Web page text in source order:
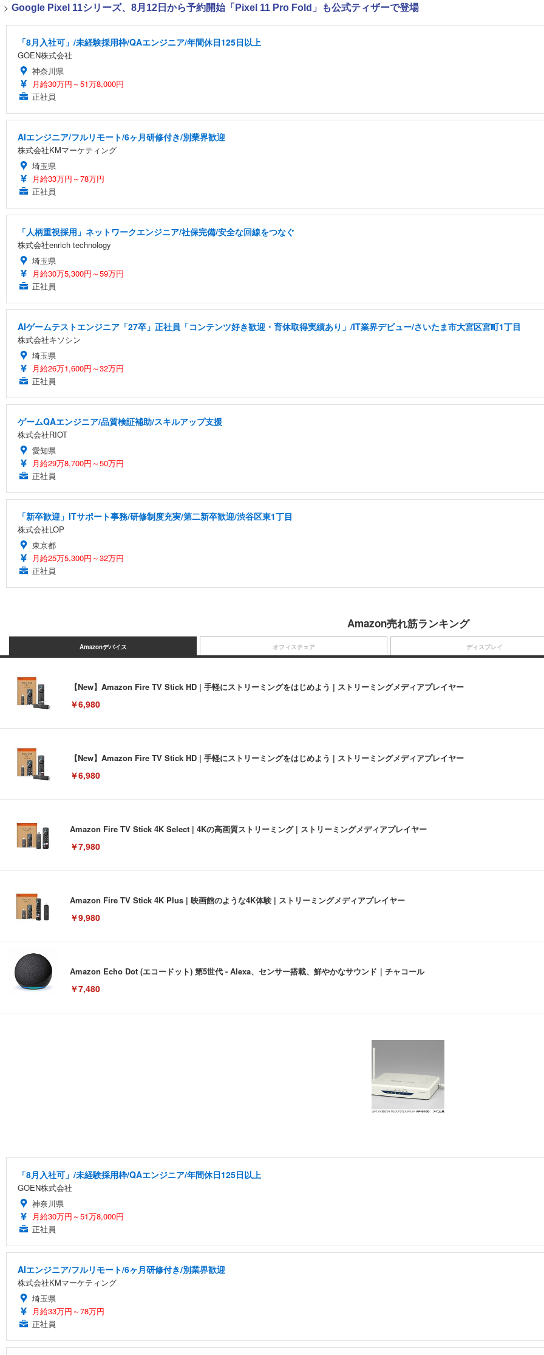
> Google Pixel 11シリーズ、8月12日から予約開始「Pixel 11 Pro Fold」も公式ティザーで登場
「8月入社可」/未経験採用枠/QAエンジニア/年間休日125日以上
GOEN株式会社
神奈川県
月給30万円～51万8,000円
正社員
AIエンジニア/フルリモート/6ヶ月研修付き/別業界歓迎
株式会社KMマーケティング
埼玉県
月給33万円～78万円
正社員
「人柄重視採用」ネットワークエンジニア/社保完備/安全な回線をつなぐ
株式会社enrich technology
埼玉県
月給30万5,300円～59万円
正社員
AIゲームテストエンジニア「27卒」正社員「コンテンツ好き歓迎・育休取得実績あり」/IT業界デビュー/さいたま市大宮区宮町1丁目
株式会社キソシン
埼玉県
月給26万1,600円～32万円
正社員
ゲームQAエンジニア/品質検証補助/スキルアップ支援
株式会社RIOT
愛知県
月給29万8,700円～50万円
正社員
「新卒歓迎」ITサポート事務/研修制度充実/第二新卒歓迎/渋谷区東1丁目
株式会社LOP
東京都
月給25万5,300円～32万円
正社員
Amazon売れ筋ランキング
Amazonデバイス
【New】Amazon Fire TV Stick HD | 手軽にストリーミングをはじめよう | ストリーミングメディアプレイヤー
￥6,980
【New】Amazon Fire TV Stick HD | 手軽にストリーミングをはじめよう | ストリーミングメディアプレイヤー
￥6,980
Amazon Fire TV Stick 4K Select | 4Kの高画質ストリーミング | ストリーミングメディアプレイヤー
￥7,980
Amazon Fire TV Stick 4K Plus | 映画館のような4K体験 | ストリーミングメディアプレイヤー
￥9,980
Amazon Echo Dot (エコードット) 第5世代 - Alexa、センサー搭載、鮮やかなサウンド｜チャコール
￥7,480
オフィスチェア
[EdoErgo] オフィスチェア 椅子 テレワーク 疲れない 跳ね上げ式アームレスト コンパクト 約105度ロッキング pc 事務椅子 360度回
Sezlife オフィスチェア デスクチェア 疲れない テレワーク チェア 強化バックレスト 30度ロッキング機能 人間工学 椅子 腰サポート
￥7,680
Sezlife オフィスチェア デスクチェア 疲れない テレワーク チェア 強化バックレスト 30度ロッキング機能 人間工学 椅子 腰サポート
ション PCチェア 通気性メッシュ ゲーミング/勉強/事務用 おしゃれ パソコンチェア (ホワイト)
勤務 ブラック
ディスプレイ
￥49,979
【整備済み品】Dell E2724HS 27インチ 液晶モニター フルHD（1920×1080）VA 非光沢 HDMI/DisplayPort/VGA スピーカー内蔵 高
￥15,800
【MiniLED/24.5inch/280Hz/FHD】GRAPHT THE SHOOTER Gaming Monitor 24” Essential ゲーミングモニター QD 24.5インチ
￥1,800
Smart Basic(スマートベーシック) 【Amazon.co.jp限定】 Smart Basic アイリスオーヤマ ペットシーツ 超厚型 お徳用 ワイド 100枚
￥3,670
アイリスオーヤマ ペットシーツ 超厚型 お徳用 レギュラー 200枚入【Amazon.co.jp限定】
「8月入社可」/未経験採用枠/QAエンジニア/年間休日125日以上
GOEN株式会社
神奈川県
月給30万円～51万8,000円
正社員
AIエンジニア/フルリモート/6ヶ月研修付き/別業界歓迎
株式会社KMマーケティング
埼玉県
月給33万円～78万円
正社員